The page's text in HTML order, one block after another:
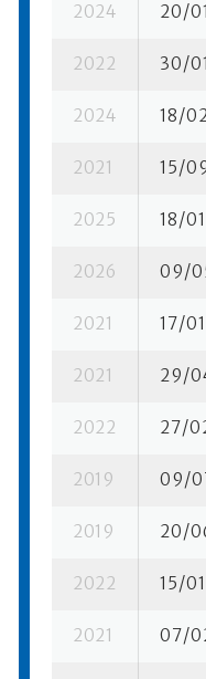
2024 20/01
2022 30/01
2024 18/
2021 15/
2025 18/01
2026 09/
2021 17/01
2021 29/
2022 27/
2019 09/
2019 20/
2022 15/01
2021 07/